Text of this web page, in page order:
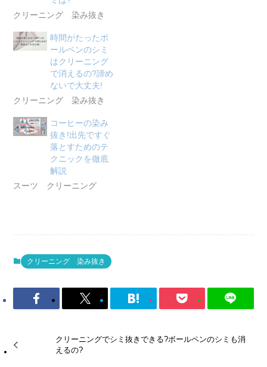
クリーニング 染み抜き
時間がたったボ
ールペンのシミ
はクリーニング
で消えるの?諦め
ないで大丈夫!
クリーニング 染み抜き
コーヒーの染み
抜き!出先ですぐ
落とすためのテ
クニックを徹底
解説
スーツ クリーニング
クリーニング 染み抜き
クリーニングでシミ抜きできる?ボールペンのシミも消
えるの?